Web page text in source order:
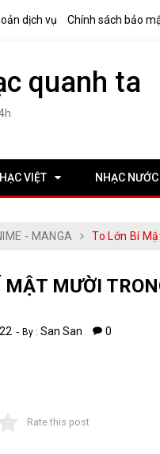
dịch vụ Chính sách bảo
quanh ta
VIỆT NHẠC NƯỚC
- MANGA To Lớn Bí
MƯỜI
By : San San 0
Rate this post